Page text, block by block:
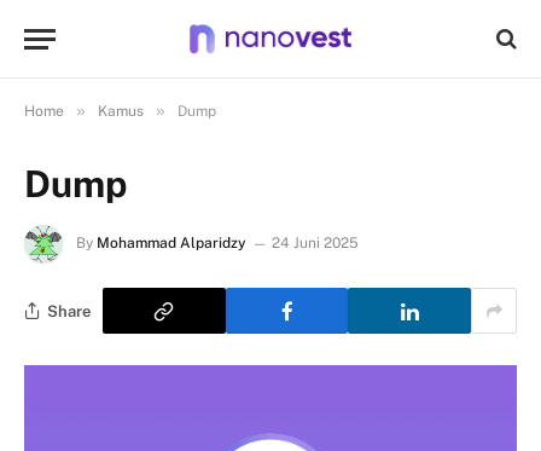
Home » Kamus » Dump
Dump
By Mohammad Alparidzy 24 Juni 2025
Share